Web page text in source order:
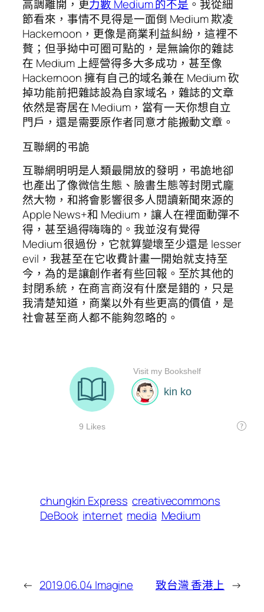
高調離開，更力數 Medium 的不是 。我從細
節看來，事情不見得是一面倒 Medium 欺凌
Hackernoon，更像是商業利益糾紛，這裡不
贅；但爭拗中可圈可點的，是無論你的雜誌
在 Medium 上經營得多大多成功，甚至像
Hackernoon 擁有自己的域名兼在 Medium 砍
掉功能前把雜誌設為自家域名，雜誌的文章
依然是寄居在 Medium，當有一天你想自立
門戶，還是需要原作者同意才能搬動文章。
互聯網的弔詭
互聯網明明是人類最開放的發明，弔詭地卻
也產出了像微信生態、臉書生態等封閉式龐
然大物，和將會影響很多人閱讀新聞來源的
Apple News+和 Medium，讓人在裡面動彈不
得，甚至過得嗨嗨的。我並沒有覺得
Medium 很過份，它就算變壞至少還是 lesser
evil，我甚至在它收費計畫一開始就支持至
今，為的是讓創作者有些回報。至於其他的
封閉系統，在商言商沒有什麼是錯的，只是
我清楚知道，商業以外有些更高的價值，是
社會甚至商人都不能夠忽略的。
chungkin Express creativecommons
DeBook internet media Medium
← 2019.06.04 Imagine 致台灣 香港上 →